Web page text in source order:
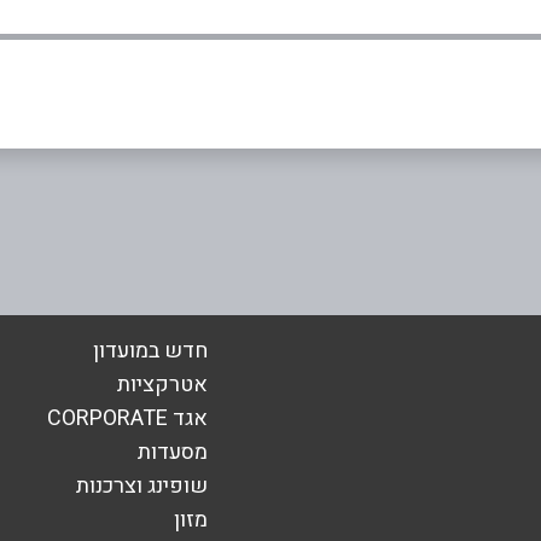
אימייל*
חדש במועדון
אטרקציות
אגד CORPORATE
מסעדות
שופינג וצרכנות
מזון